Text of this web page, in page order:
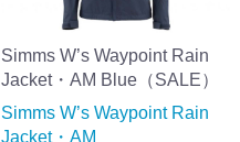
Simms W’s Waypoint Rain
Jacket・AM Blue（SALE）
Simms W’s Waypoint Rain
Jacket・AM